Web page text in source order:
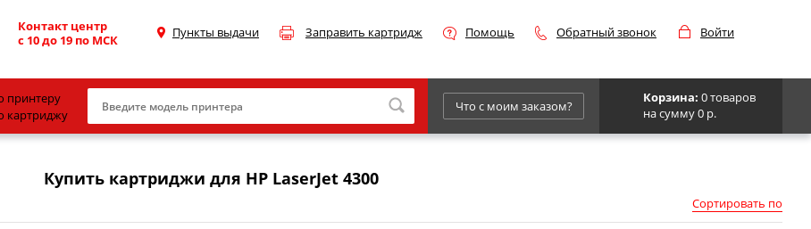
Контакт центр
с 10 до 19 по МСК
Пункты выдачи Заправить картридж Помощь Обратный звонок Войти
HP
Konica Minolta
Kyocera
принтеру
картриджу
Что с моим заказом?
Корзина: 0 товаров
на сумму 0 р.
Купить картриджи для HP LaserJet 4300
Сортировать по